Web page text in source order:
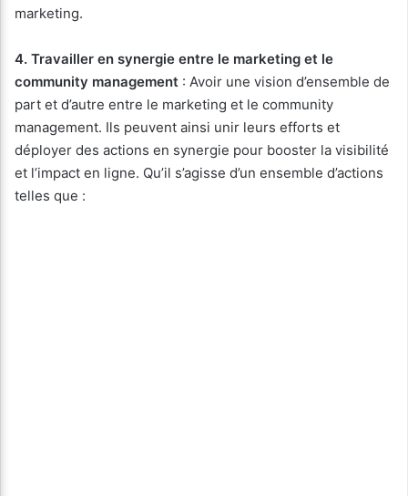
marketing.
4. Travailler en synergie entre le marketing et le
community management : Avoir une vision d’ensemble de
part et d’autre entre le marketing et le community
management. Ils peuvent ainsi unir leurs efforts et
déployer des actions en synergie pour booster la visibilité
et l’impact en ligne. Qu’il s’agisse d’un ensemble d’actions
telles que :